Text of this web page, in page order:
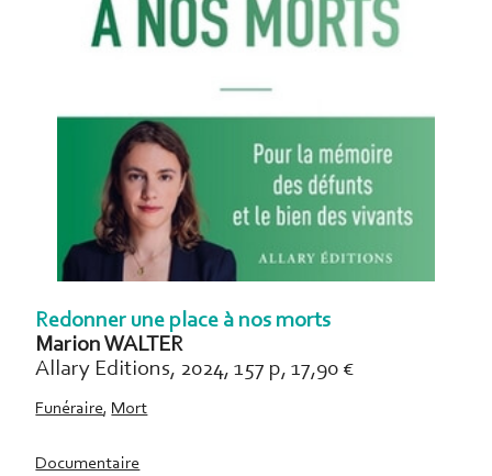
Redonner une place à nos morts
Marion WALTER
Allary Editions, 2024, 157 p, 17,90 €
Funéraire, Mort
Documentaire